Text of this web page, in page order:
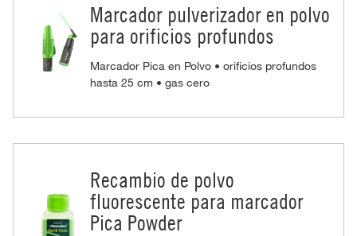
Marcador pulverizador en polvo
para orificios profundos
Marcador Pica en Polvo • orificios profundos
hasta 25 cm • gas cero
Recambio de polvo
fluorescente para marcador
Pica Powder